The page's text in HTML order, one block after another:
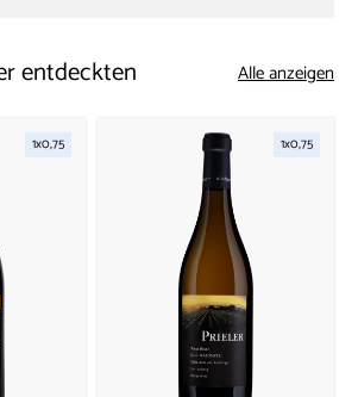
entdeckten Alle anzeigen
1x0,75 1x0,75